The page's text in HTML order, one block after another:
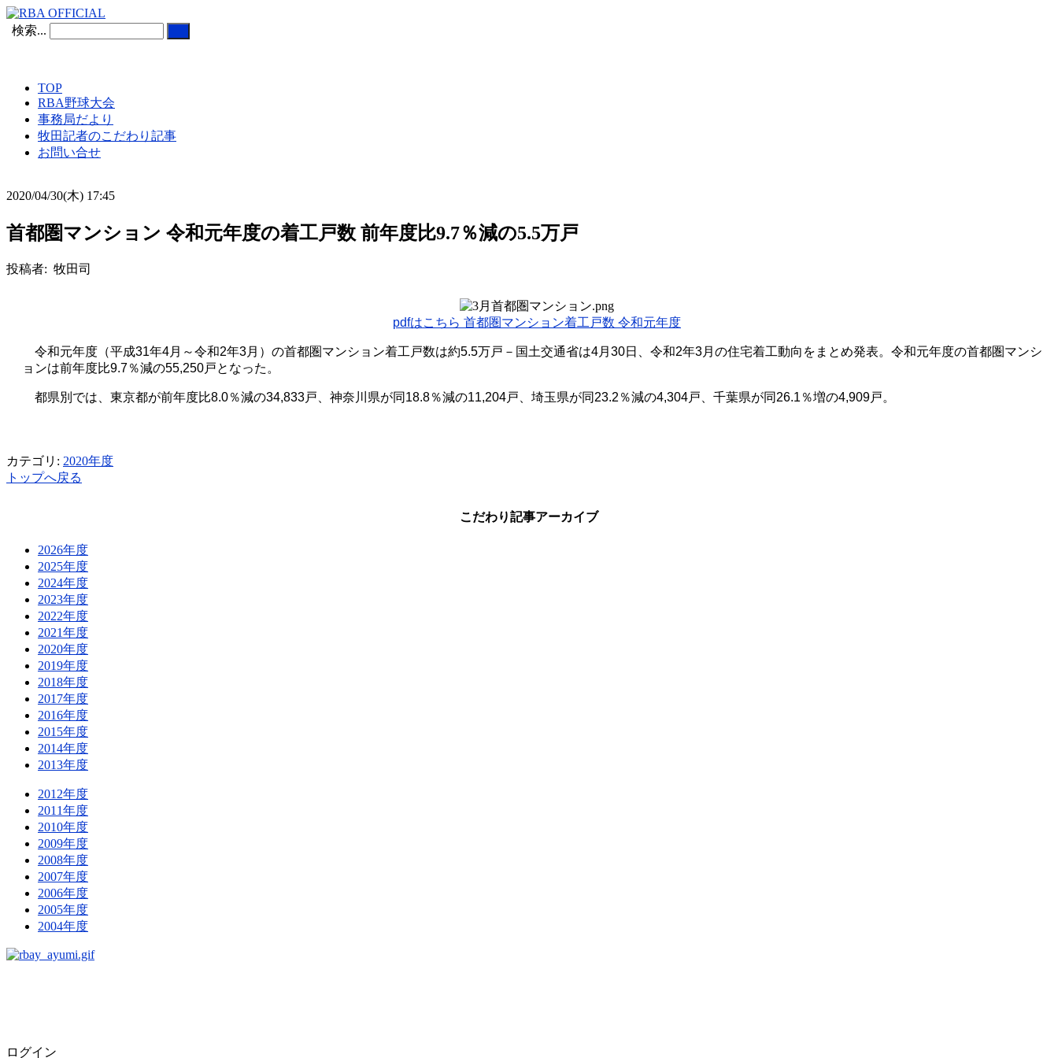
検索...
TOP
RBA野球大会
事務局だより
牧田記者のこだわり記事
お問い合せ
2020/04/30(木) 17:45
首都圏マンション 令和元年度の着工戸数 前年度比9.7％減の5.5万戸
投稿者: 牧田司
pdfはこちら 首都圏マンション着工戸数 令和元年度
令和元年度（平成31年4月～令和2年3月）の首都圏マンション着工戸数は約5.5万戸－国土交通省は4月 30日、令和2年3月の住宅着工動向をまとめ発表。令和元年度の首都圏マンシ
ョンは前年度比9.7％減の55,250戸となった。
都県別では、東京都が前年度比8.0％減の34,833戸、神奈川県が同 18.8％減の11,204戸、埼玉県が同 23.2 ％減の4,304戸、千葉県が同 26.1 ％増の4,909戸。
カテゴリ: 2020年度
トップへ戻る
こだわり記事アーカイブ
2026年度
2025年度
2024年度
2023年度
2022年度
2021年度
2020年度
2019年度
2018年度
2017年度
2016年度
2015年度
2014年度
2013年度
2012年度
2011年度
2010年度
2009年度
2008年度
2007年度
2006年度
2005年度
2004年度
ログイン